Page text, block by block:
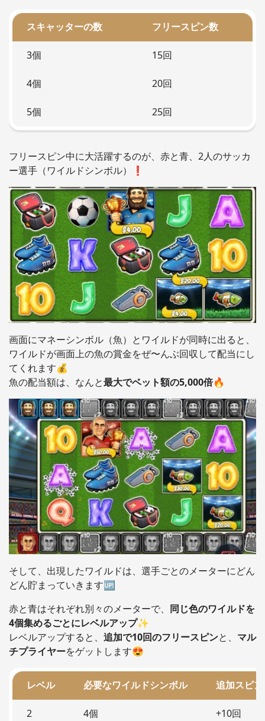
スキャッターの数 フリースピン数
3個 15回
4個 20回
5個 25回
フリースピン中に大活躍するのが、赤と青、2人のサッカ
ー選手（ワイルドシンボル）❗️
画面にマネーシンボル（魚）とワイルドが同時に出ると、
ワイルドが画面上の魚の賞金をぜ〜んぶ回収して配当にし
てくれます💰
魚の配当額は、なんと最大でベット額の5,000倍🔥
そして、出現したワイルドは、選手ごとのメーターにどん
どん貯まっていきます🆙
赤と青はそれぞれ別々のメーターで、 同じ色のワイルドを
4個集めるごとにレベルアップ✨
レベルアップすると、 追加で10回のフリースピンと、 マル
チプライヤーをゲットします😍
レベル 必要なワイルドシンボル 追加スピ
2 4個 +10回